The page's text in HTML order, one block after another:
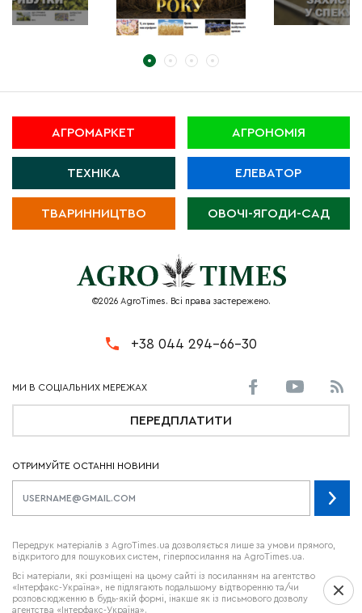
АГРОМАРКЕТ АГРОНОМІЯ
ТЕХНІКА ЕЛЕВАТОР
ТВАРИННИЦТВО ОВОЧІ-ЯГОДИ-САД
©2026 AgroTimes. Всі права застережено.
+38 044 294-66-30
ПЕРЕДПЛАТИТИ
ОТРИМУЙТЕ ОСТАННІ НОВИНИ
Передрук матеріалів з AgroTimes.ua дозволяється лише за умови прямого,
відкритого для пошукових систем, гіперпосилання на AgroTimes.ua.
Всі матеріали, які розміщені на цьому сайті із посиланням на агентство
«Інтерфакс-Україна», не підлягають подальшому відтворенню та/чи
розповсюдженню в будь-якій формі, інакше як із письмового дозволу
агентства «Інтерфакс-Україна».